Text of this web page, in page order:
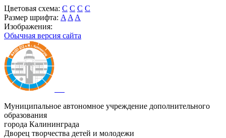
Цветовая схема: C C C C
Размер шрифта: A A A
Изображения:
Обычная версия сайта
Муниципальное автономное учреждение дополнительного
образования
города Калининграда
Дворец творчества детей и молодежи